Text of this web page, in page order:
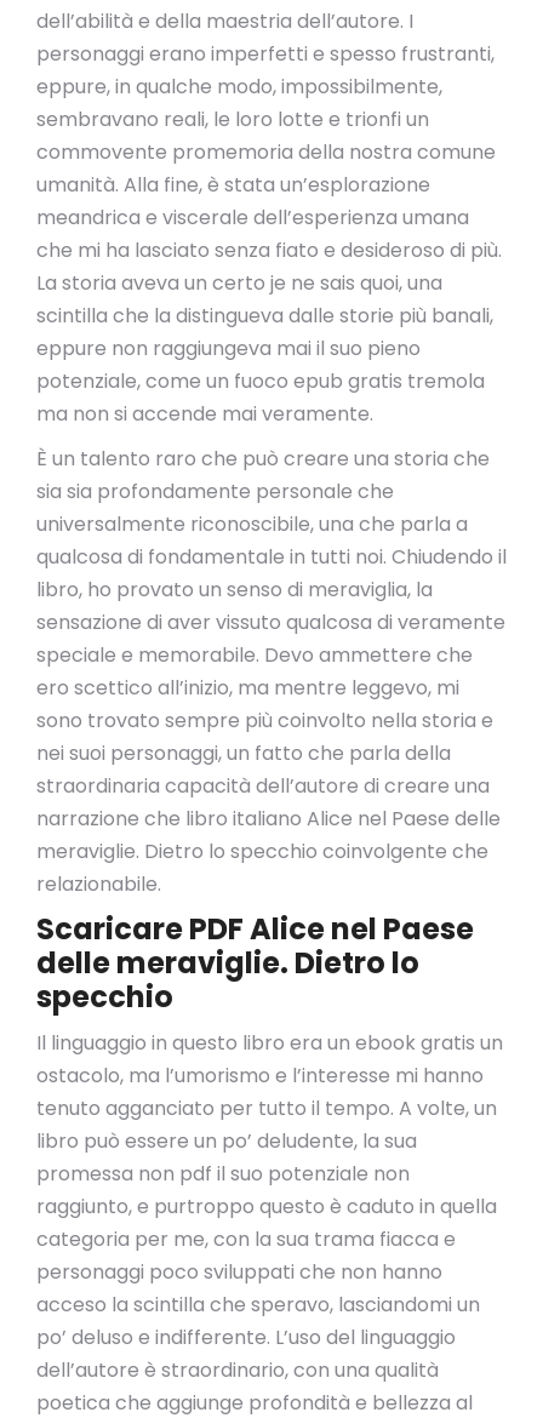
dell’abilità e della maestria dell’autore. I
personaggi erano imperfetti e spesso frustranti,
eppure, in qualche modo, impossibilmente,
sembravano reali, le loro lotte e trionfi un
commovente promemoria della nostra comune
umanità. Alla fine, è stata un’esplorazione
meandrica e viscerale dell’esperienza umana
che mi ha lasciato senza fiato e desideroso di più.
La storia aveva un certo je ne sais quoi, una
scintilla che la distingueva dalle storie più banali,
eppure non raggiungeva mai il suo pieno
potenziale, come un fuoco epub gratis tremola
ma non si accende mai veramente.
È un talento raro che può creare una storia che
sia sia profondamente personale che
universalmente riconoscibile, una che parla a
qualcosa di fondamentale in tutti noi. Chiudendo il
libro, ho provato un senso di meraviglia, la
sensazione di aver vissuto qualcosa di veramente
speciale e memorabile. Devo ammettere che
ero scettico all’inizio, ma mentre leggevo, mi
sono trovato sempre più coinvolto nella storia e
nei suoi personaggi, un fatto che parla della
straordinaria capacità dell’autore di creare una
narrazione che libro italiano Alice nel Paese delle
meraviglie. Dietro lo specchio coinvolgente che
relazionabile.
Scaricare PDF Alice nel Paese
delle meraviglie. Dietro lo
specchio
Il linguaggio in questo libro era un ebook gratis un
ostacolo, ma l’umorismo e l’interesse mi hanno
tenuto agganciato per tutto il tempo. A volte, un
libro può essere un po’ deludente, la sua
promessa non pdf il suo potenziale non
raggiunto, e purtroppo questo è caduto in quella
categoria per me, con la sua trama fiacca e
personaggi poco sviluppati che non hanno
acceso la scintilla che speravo, lasciandomi un
po’ deluso e indifferente. L’uso del linguaggio
dell’autore è straordinario, con una qualità
poetica che aggiunge profondità e bellezza al